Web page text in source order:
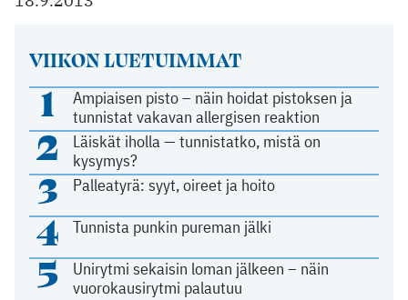
VIIKON LUETUIMMAT
1
Ampiaisen pisto – näin hoidat pistoksen ja
tunnistat vakavan allergisen reaktion
2
Läiskät iholla — tunnistatko, mistä on
kysymys?
3 Palleatyrä: syyt, oireet ja hoito
4 Tunnista punkin pureman jälki
5
Unirytmi sekaisin loman jälkeen – näin
vuorokausirytmi palautuu